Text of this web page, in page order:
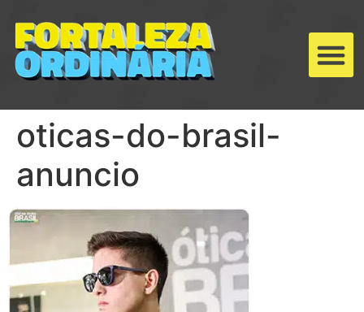
oticas-do-brasil-
anuncio